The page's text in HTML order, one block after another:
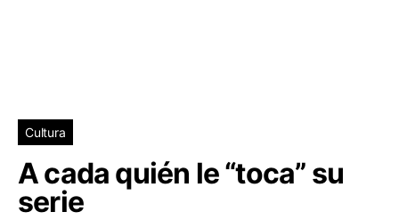
Cultura
A cada quién le “toca” su
serie